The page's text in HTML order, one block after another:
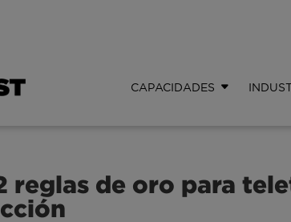
CAPACIDADES
reglas de oro para